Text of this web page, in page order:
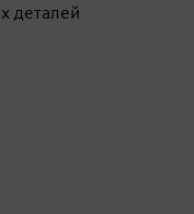
деталей